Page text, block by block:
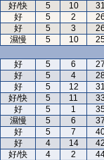
好/快 5 10
好 5 2
好 5 3
濕慢 5 10
好 5 6
好 5 4
好 5 12
好/快 5 11
好 5 1
濕慢 5 6
好 5 7
好 4 14
好/快 4 2